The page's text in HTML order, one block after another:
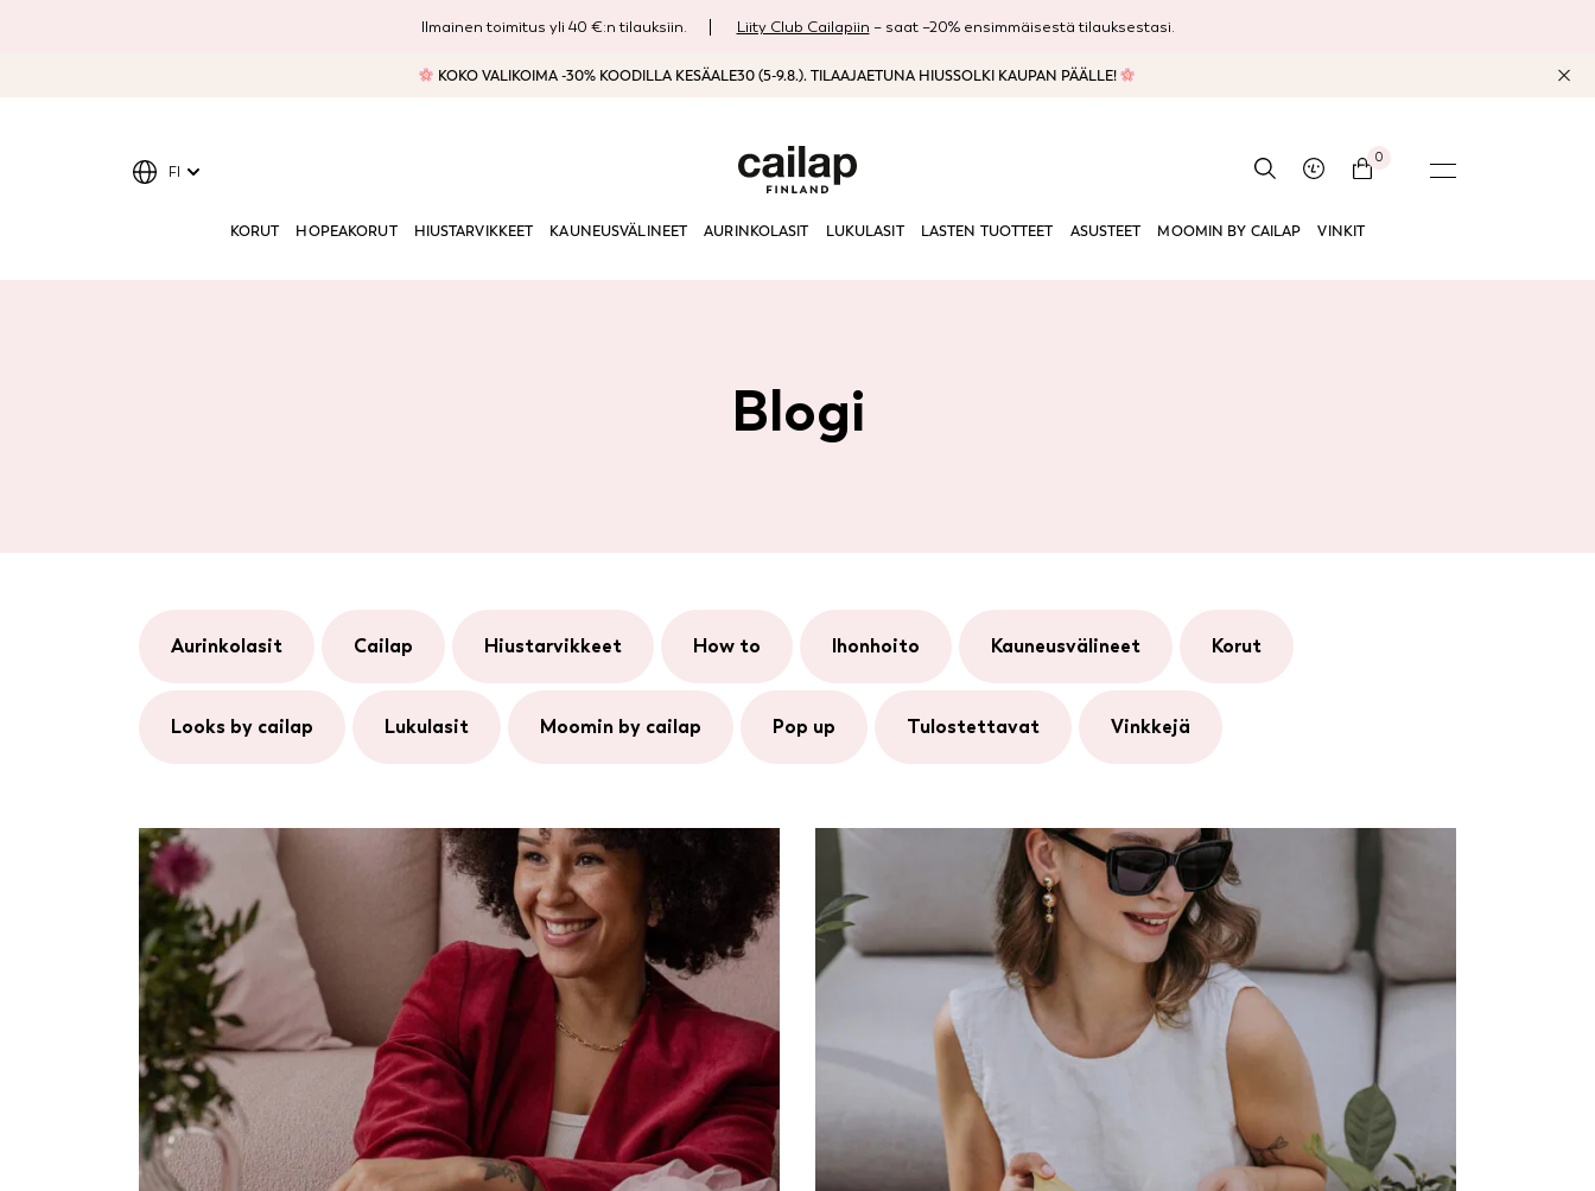
Ilmainen toimitus yli 40 €:n tilauksiin. Liity Club Cailapiin – saat –20% ensimmäisestä tilauksestasi.
KOKO VALIKOIMA -30% KOODILLA KESÄALE30 (5-9.8.). TILAAJAETUNA HIUSSOLKI KAUPAN PÄÄLLE!
0
KORUT HOPEAKORUT HIUSTARVIKKEET KAUNEUSVÄLINEET AURINKOLASIT LUKULASIT LASTEN TUOTTEET ASUSTEET MOOMIN BY CAILAP VINKIT
FI
Blogi
aurinkolasit cailap hiustarvikkeet how to ihonhoito kauneusvälineet korut
looks by cailap lukulasit moomin by cailap pop up tulostettavat vinkkejä